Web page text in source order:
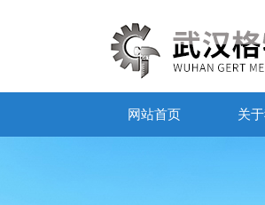
网站首页 关